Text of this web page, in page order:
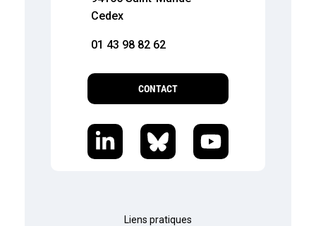
Cedex
01 43 98 82 62
CONTACT
Liens pratiques